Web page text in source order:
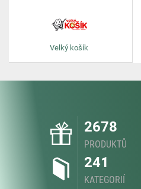
Velký košík
2678
PRODUKTŮ
241
KATEGORIÍ